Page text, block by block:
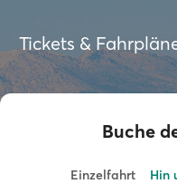
Tickets &
Buche
Einzelfahrt Hin